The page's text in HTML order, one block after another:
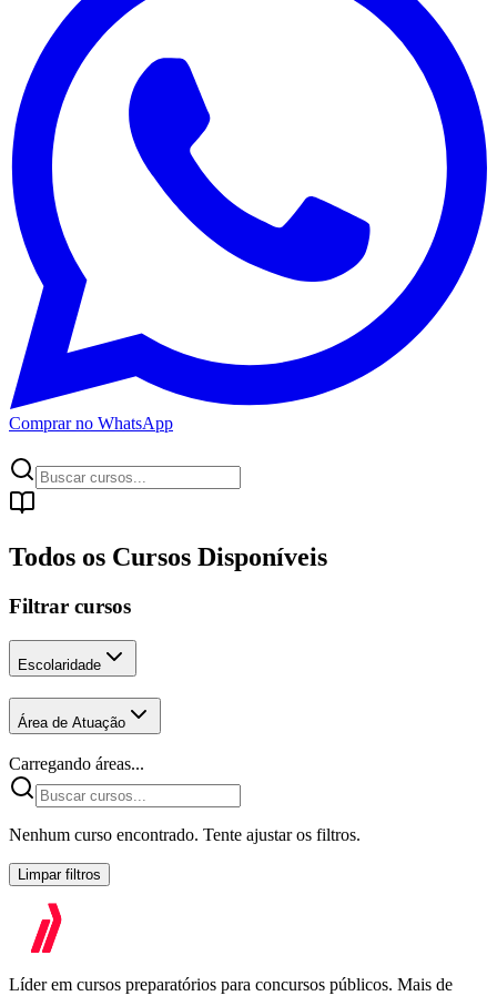
Comprar no WhatsApp
Todos os Cursos Disponíveis
Filtrar cursos
Escolaridade
Área de Atuação
Carregando áreas...
Nenhum curso encontrado. Tente ajustar os filtros.
Limpar filtros
Líder em cursos preparatórios para concursos públicos. Mais de